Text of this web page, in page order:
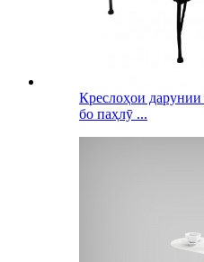
Креслоҳои
бо паҳлӯ ...